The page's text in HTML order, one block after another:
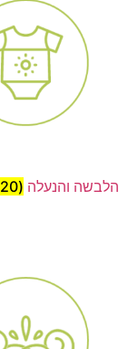
הלבשה והנעלה (20)